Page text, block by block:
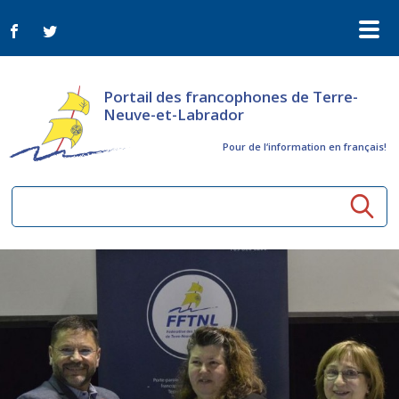
Portail des francophones de Terre-
Neuve-et-Labrador
Pour de l‘information en français!
Ressources communautaires
Activités à distance
ConnectAînés
Arts et culture
Appels d'offres du secteur culturel
Plan de Développement Global
Nouvelles
Bulletin Le FrancoTNL